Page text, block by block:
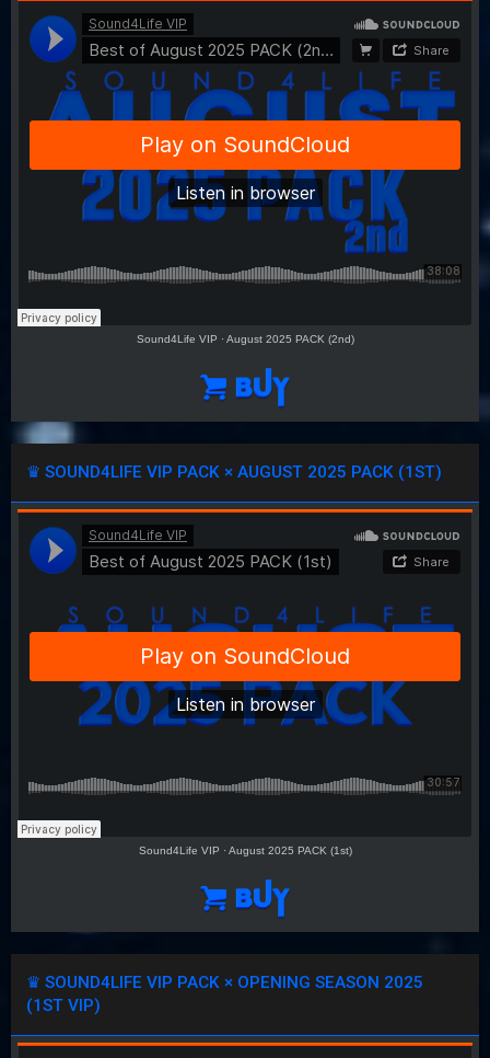
Sound4Life VIP · August 2025 PACK (2nd)
♛ SOUND4LIFE VIP PACK × AUGUST 2025 PACK (1ST)
Sound4Life VIP · August 2025 PACK (1st)
♛ SOUND4LIFE VIP PACK × OPENING SEASON 2025
(1ST VIP)